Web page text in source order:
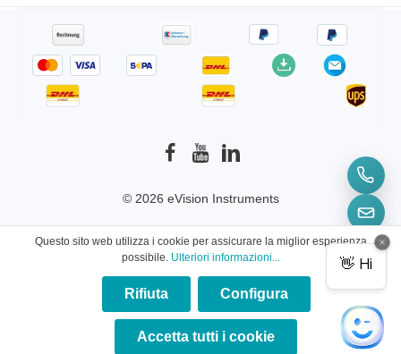
© 2026 eVision Instruments
* Tutti i prezzi sono comprensivi di IVA più
spese di spedizioneed eventuali spese di
Questo sito web utilizza i cookie per assicurare la miglior esperienza
possibile. Ulteriori informazioni...
Rifiuta Configura
Accetta tutti i cookie